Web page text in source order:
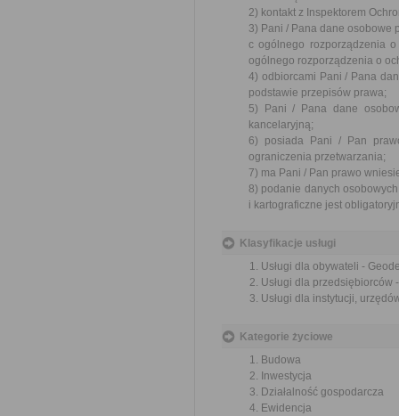
2) kontakt z Inspektorem
3) Pani / Pana dane osobowe
c ogólnego rozporządzenia
ogólnego rozporządzenia o
4) odbiorcami Pani / Pana
podstawie przepisów prawa;
5) Pani / Pana dane
kancelaryjną;
6) posiada Pani / Pan
ograniczenia przetwarzania;
7) ma Pani / Pan prawo
8) podanie danych
i kartograficzne jest
Klasyfikacje usługi
Usługi dla obywateli -
Usługi dla
Usługi dla instytucji,
Kategorie życiowe
Budowa
Inwestycja
Działalność gospodarcza
Ewidencja